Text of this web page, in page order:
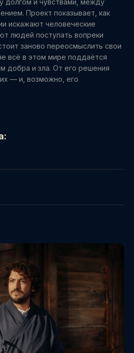
долгом и чувствами, между
Проект показывает, как
искажают человеческие
людей поступать вопреки
заново переосмыслить свои
всё в этом мире поддаётся
добра и зла. От его решения
— и, возможно, его